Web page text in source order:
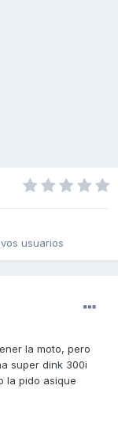
usuarios
la moto, pero
super dink 300i
la pido asique